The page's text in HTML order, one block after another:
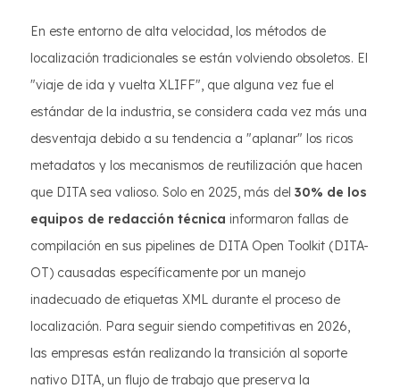
En este entorno de alta velocidad, los métodos de
localización tradicionales se están volviendo obsoletos. El
"viaje de ida y vuelta XLIFF", que alguna vez fue el
estándar de la industria, se considera cada vez más una
desventaja debido a su tendencia a "aplanar" los ricos
metadatos y los mecanismos de reutilización que hacen
que DITA sea valioso. Solo en 2025, más del 30% de los
equipos de redacción técnica informaron fallas de
compilación en sus pipelines de DITA Open Toolkit (DITA-
OT) causadas específicamente por un manejo
inadecuado de etiquetas XML durante el proceso de
localización. Para seguir siendo competitivas en 2026,
las empresas están realizando la transición al soporte
nativo DITA, un flujo de trabajo que preserva la